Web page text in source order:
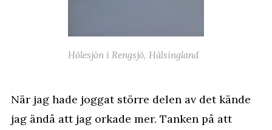
Hölesjön i Rengsjö, Hälsingland
När jag hade joggat större delen av det kände
jag ändå att jag orkade mer. Tanken på att